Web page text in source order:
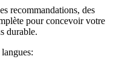
recommandations, des
pour concevoir votre
durable.